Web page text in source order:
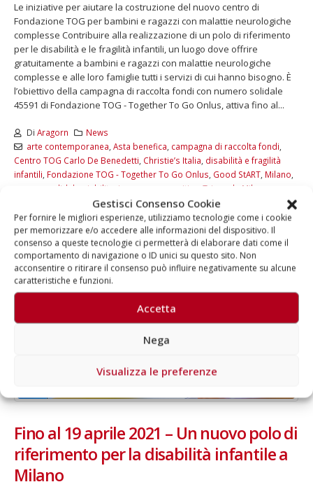
Gestisci Consenso Cookie
Per fornire le migliori esperienze, utilizziamo tecnologie come i cookie
per memorizzare e/o accedere alle informazioni del dispositivo. Il
consenso a queste tecnologie ci permetterà di elaborare dati come il
comportamento di navigazione o ID unici su questo sito. Non
acconsentire o ritirare il consenso può influire negativamente su alcune
caratteristiche e funzioni.
Accetta
Nega
Visualizza le preferenze
Le iniziative per aiutare la costruzione del nuovo centro di
Fondazione TOG per bambini e ragazzi con malattie neurologiche
complesse Contribuire alla realizzazione di un polo di riferimento
per le disabilità e le fragilità infantili, un luogo dove offrire
gratuitamente a bambini e ragazzi con malattie neurologiche
complesse e alle loro famiglie tutti i servizi di cui hanno bisogno. È
l’obiettivo della campagna di raccolta fondi con numero solidale
45591 di Fondazione TOG - Together To Go Onlus, attiva fino al...
Di Aragorn
News
arte contemporanea Asta benefica campagna di raccolta fondi
Centro TOG Carlo De Benedetti Christie’s Italia disabilità e fragilità
infantili Fondazione TOG - Together To Go Onlus Good StART Milano
numero solidale
riabilitazione neuro cognitiva
Triennale Milano
Commenti disabilitati
LEGGI DI PIÙ...
Fino al 19 aprile 2021 – Un nuovo polo di
riferimento per la disabilità infantile a
Milano
Opera Cardinal Ferrari
Giugno 15, 2026